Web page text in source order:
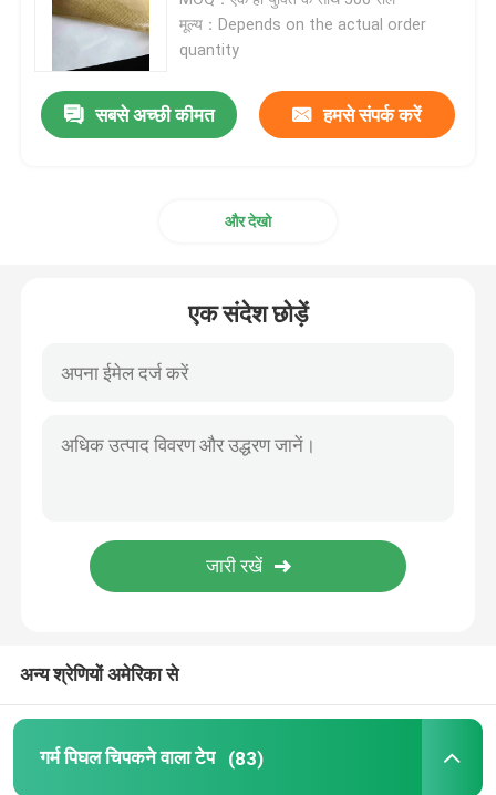
डबल पक्षीय फोम टेप
खिंचाव रिलीज चिपकने वाला टेप
फिल्म चिपकने वाला टेप
गर्म पिघल गोंद स्टिक
मूल्य：Depends on the actual order
quantity
सबसे अच्छी कीमत हमसे संपर्क करें
और देखो
एक संदेश छोड़ें
अन्य श्रेणियों अमेरिका से
गर्म पिघल चिपकने वाला टेप (83)